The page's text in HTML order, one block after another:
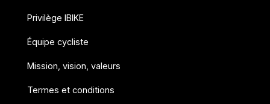
Privilège IBIKE
Équipe cycliste
Mission, vision, valeurs
Termes et conditions